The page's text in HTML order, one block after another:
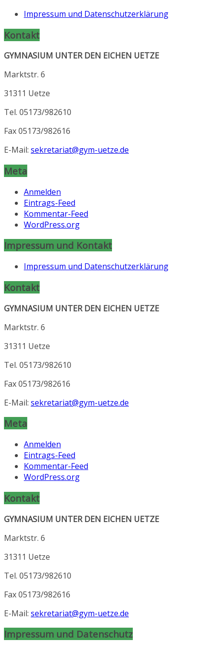
Impressum und Datenschutzerklärung
Kontakt
GYMNASIUM UNTER DEN EICHEN UETZE
Marktstr. 6
31311 Uetze
Tel. 05173/982610
Fax 05173/982616
E-Mail: sekretariat@gym-uetze.de
Meta
Anmelden
Eintrags-Feed
Kommentar-Feed
WordPress.org
Impressum und Kontakt
Impressum und Datenschutzerklärung
Kontakt
GYMNASIUM UNTER DEN EICHEN UETZE
Marktstr. 6
31311 Uetze
Tel. 05173/982610
Fax 05173/982616
E-Mail: sekretariat@gym-uetze.de
Meta
Anmelden
Eintrags-Feed
Kommentar-Feed
WordPress.org
Kontakt
GYMNASIUM UNTER DEN EICHEN UETZE
Marktstr. 6
31311 Uetze
Tel. 05173/982610
Fax 05173/982616
E-Mail: sekretariat@gym-uetze.de
Impressum und Datenschutz